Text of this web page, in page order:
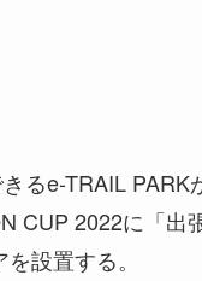
るe-TRAIL PARK
CUP 2022に「出
設置する。